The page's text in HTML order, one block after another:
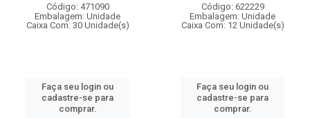
Código: 471090
Embalagem: Unidade
Caixa Com: 30 Unidade(s)
Faça seu login ou
cadastre-se para
comprar.
Código: 622229
Embalagem: Unidade
Caixa Com: 12 Unidade(s)
Faça seu login ou
cadastre-se para
comprar.